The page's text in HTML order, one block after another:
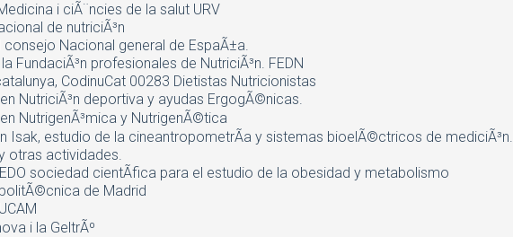
i ciÃ¨ncies de la salut URV
de nutriciÃ³n
Nacional general de EspaÃ±a.
FundaciÃ³n profesionales de NutriciÃ³n. FEDN
CodinuCat 00283 Dietistas Nutricionistas
NutriciÃ³n deportiva y ayudas ErgogÃ©nicas.
NutrigenÃ³mica y NutrigenÃ©tica
Isak, estudio de la cineantropometrÃ­a y sistemas bioelÃ©ctricos de mediciÃ³n.
otras actividades.
sociedad cientÃ­fica para el estudio de la obesidad y metabolismo
de Madrid
i la GeltrÃº